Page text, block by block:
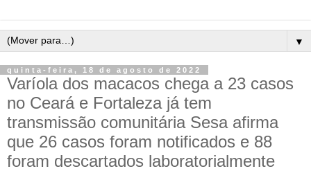
▼
quinta-feira, 18 de agosto de 2022
Varíola dos macacos chega a 23 casos
no Ceará e Fortaleza já tem
transmissão comunitária Sesa afirma
que 26 casos foram notificados e 88
foram descartados laboratorialmente